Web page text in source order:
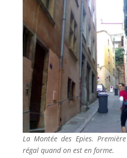
La Montée des Epies.
régal quand on est en forme.